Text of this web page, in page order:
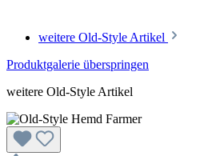
weitere Old-Style Artikel
Produktgalerie überspringen
weitere Old-Style Artikel